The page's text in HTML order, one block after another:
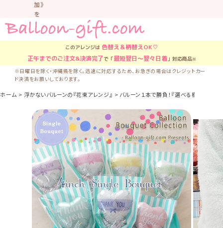
加》
を
お
す
す
し
て
い
す。
車
中
な
ど
置
か
な
い
よ
う
このアレンジは 色替え＆柄替えOK♡
正午までのご注文&決済完了で「最短翌日〜翌々日着」対応商品※
※日曜日を除く・沖縄県を除く。迅速に対応するため、お急ぎの場合はクレジットカー
ド決済をお願いしております。
ホーム 浮かないバルーンの『花束アレンジ』 バルーン１本で勝負！『選べる柄のシン